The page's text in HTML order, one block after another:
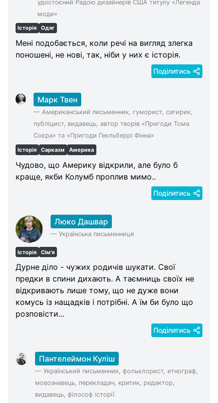
удостоєний Радою дизайнерів США титулу «Легенда
моди»
Історія Одяг
Мені подобається, коли речі на вигляд злегка
поношені, не нові, так, ніби у них є історія.
Поділитись
Марк Твен
—Американський письменник, гуморист, сатирик,
публіцист, видавець, автор творів «Пригоди Тома
Соєра» та «Пригоди Гекльберрі Фінна»
Історія Сарказм Америка
Чудово, що Америку відкрили, але було б
краще, якби Колумб проплив мимо..
Поділитись
Люко Дашвар
— Українська письменниця
Історія Сім'я
Дурне діло - чужих родичів шукати. Свої
предки в спини дихають. А таємниць своїх не
відкривають лише тому, що не дуже вони
комусь із нащадків і потрібні. А їм би було що
розповісти...
Поділитись
Пантелеймон Куліш
—Український письменник, фольклорист, етнограф,
мовознавець, перекладач, критик, редактор,
видавець, філософ історії